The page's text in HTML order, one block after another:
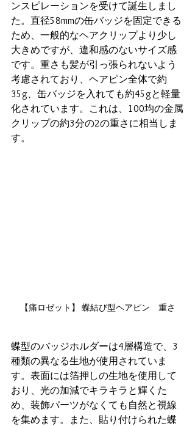
ンスピレーションを受けて誕生しまし
た。直径58mmの缶バッジを固定できる
ため、一般的なヘアクリップより少し
大きめですが、違和感のないサイズ感
です。重さも髪が引っ張られないよう
考慮されており、ヘアピン全体で約
35g、缶バッジを入れても約45gと軽量
化されています。これは、100均の金属
クリップの約3分の2の重さに相当しま
す。
【痛ロゼット】 蝶結び型ヘアピン　重さ
蝶型のバッジホルダーは4層構造で、3
種類の異なる生地が使用されていま
す。表面には箔押しの生地を使用して
おり、光の加減でキラキラと輝くた
め、装飾パーツがなくても自然と視線
を集めます。また、貼り付けられた蝶